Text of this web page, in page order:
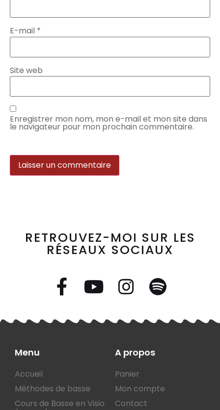
E-mail *
Site web
Enregistrer mon nom, mon e-mail et mon site dans
le navigateur pour mon prochain commentaire.
RETROUVEZ-MOI SUR LES
RÉSEAUX SOCIAUX
Menu
Accueil
Méthodes de basse
Cours de Basse en Visio
A propos
Panier
Mon compte
Contact